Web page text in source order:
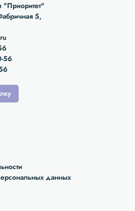
"Приоритет"
5,
56
данных